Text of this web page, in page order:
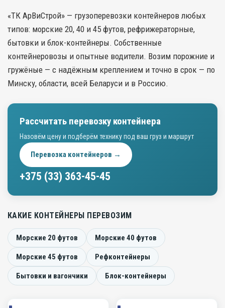
«ТК АрВиСтрой» — грузоперевозки контейнеров любых
типов: морские 20, 40 и 45 футов, рефрижераторные,
бытовки и блок-контейнеры. Собственные
контейнеровозы и опытные водители. Возим порожние и
гружёные — с надёжным креплением и точно в срок — по
Минску, области, всей Беларуси и в Россию.
Рассчитать перевозку контейнера
Назовём цену и подберём технику под ваш груз и маршрут
Перевозка контейнеров →
+375 (33) 363-45-45
КАКИЕ КОНТЕЙНЕРЫ ПЕРЕВОЗИМ
Морские 20 футов Морские 40 футов
Морские 45 футов Рефконтейнеры
Бытовки и вагончики Блок-контейнеры